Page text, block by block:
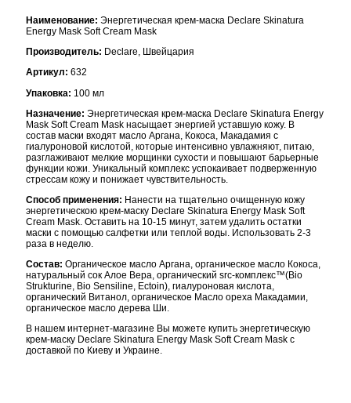
Наименование: Энергетическая крем-маска Declare Skinatura
Energy Mask Soft Cream Mask
Производитель: Declare, Швейцария
Артикул: 632
Упаковка: 100 мл
Назначение: Энергетическая крем-маска Declare Skinatura Energy
Mask Soft Cream Mask насыщает энергией уставшую кожу. В
состав маски входят масло Аргана, Кокоса, Макадамия с
гиалуроновой кислотой, которые интенсивно увлажняют, питаю,
разглаживают мелкие морщинки сухости и повышают барьерные
функции кожи. Уникальный комплекс успокаивает подверженную
стрессам кожу и понижает чувствительность.
Способ применения: Нанести на тщательно очищенную кожу
энергетическою крем-маску Declare Skinatura Energy Mask Soft
Cream Mask. Оставить на 10-15 минут, затем удалить остатки
маски с помощью салфетки или теплой воды. Использовать 2-3
раза в неделю.
Состав: Органическое масло Аргана, органическое масло Кокоса,
натуральный сок Алое Вера, органический src-комплекс™(Bio
Strukturine, Bio Sensiline, Ectoin), гиалуроновая кислота,
органический Витанол, органическое Масло ореха Макадамии,
органическое масло дерева Ши.
В нашем интернет-магазине Вы можете купить энергетическую
крем-маску Declare Skinatura Energy Mask Soft Cream Mask с
доставкой по Киеву и Украине.